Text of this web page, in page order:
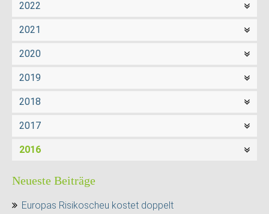
2022
2021
2020
2019
2018
2017
2016
Neueste Beiträge
Europas Risikoscheu kostet doppelt